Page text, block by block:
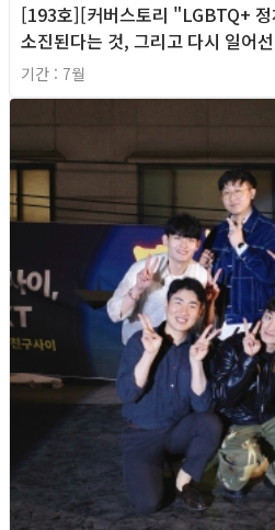
[193호][커버스토리 "LGBTQ+
소진된다는 것, 그리고 다시 일어
기간 : 7월